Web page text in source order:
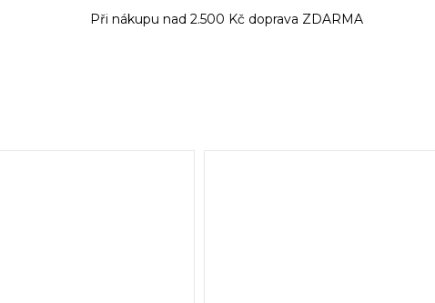
Při nákupu nad 2.500 Kč doprava ZDARMA